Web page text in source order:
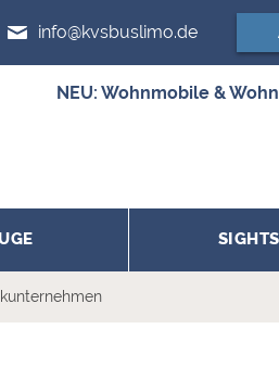
info@kvsbuslimo.de
NEU: Wohnmobile &